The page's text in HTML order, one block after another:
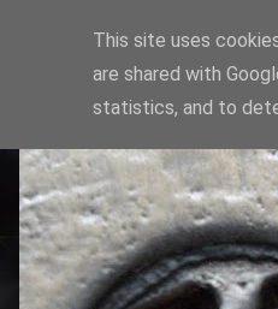
This site uses
are shared with
statistics, and to